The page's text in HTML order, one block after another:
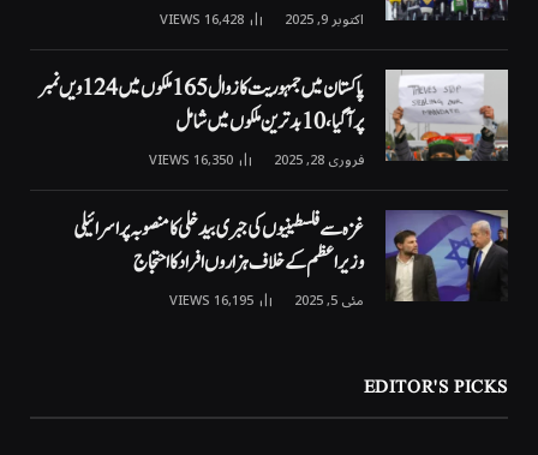
اکتوبر 9, 2025 16,428
VIEWS
پاکستان میں جمہوریت کا زوال 165 ملکوں میں 124ویں نمبر
پر آگیا، 10 بدترین ملکوں میں شامل
فروری 28, 2025 16,350
VIEWS
غزہ سے فلسطینیوں کی جبری بیدخلی کا منصوبہ پر اسرائیلی
وزیراعظم کے خلاف ہزاروں افراد کا احتجاج
مئی 5, 2025 16,195
VIEWS
EDITOR'S PICKS